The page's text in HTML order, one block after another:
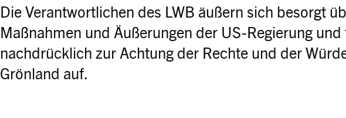
Die Verantwortlichen des LWB äußern sich besorgt
Maßnahmen und Äußerungen der US-Regierung
nachdrücklich zur Achtung der Rechte und der
Grönland auf.